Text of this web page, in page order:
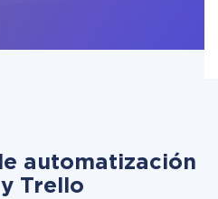
automatización
Trello